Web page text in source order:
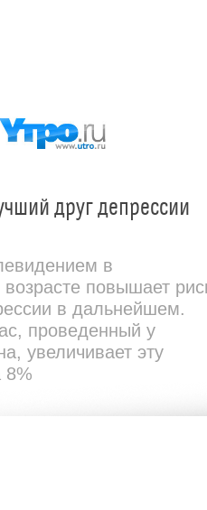
друг депрессии
в
повышает
в дальнейшем.
проведенный у
увеличивает эту
8%